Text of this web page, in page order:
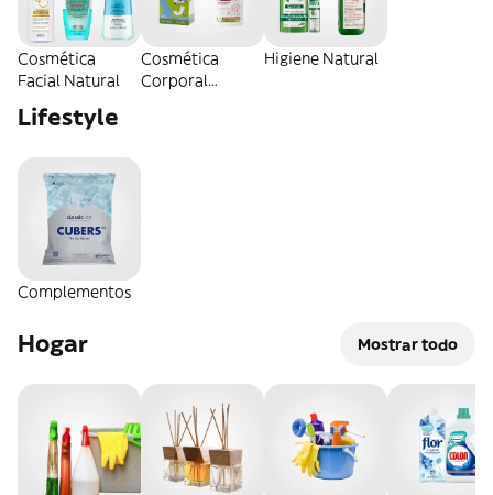
Cosmética
Facial Natural
Cosmética
Corporal
Higiene Natural
Lifestyle
Complementos
Hogar Mostrar todo